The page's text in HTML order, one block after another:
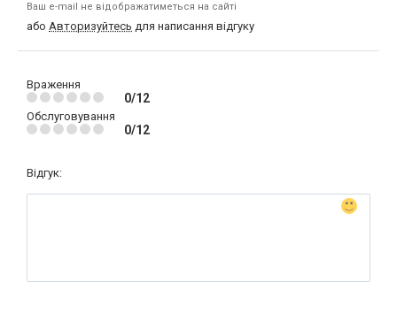
Ваш e-mail не відображатиметься на сайті
або Авторизуйтесь для написання відгуку
Враження
0/12
Обслуговування
0/12
Відгук: